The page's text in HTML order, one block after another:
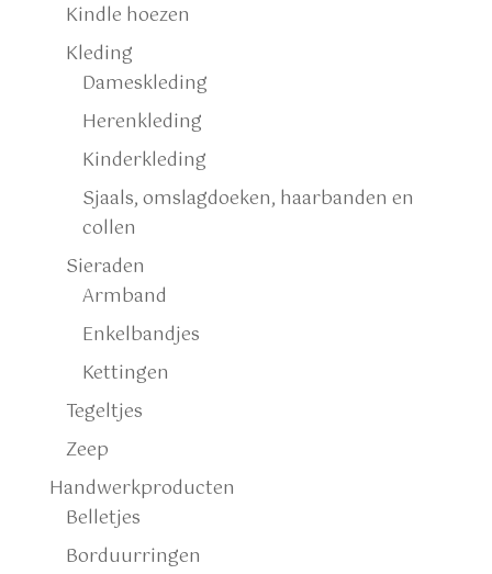
Kindle hoezen
Kleding
Dameskleding
Herenkleding
Kinderkleding
Sjaals, omslagdoeken, haarbanden en
collen
Sieraden
Armband
Enkelbandjes
Kettingen
Tegeltjes
Zeep
Handwerkproducten
Belletjes
Borduurringen